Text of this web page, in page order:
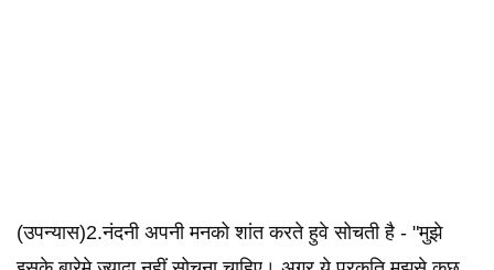
(उपन्यास)2.नंदनी अपनी मनको शांत करते हुवे सोचती है - "मुझे